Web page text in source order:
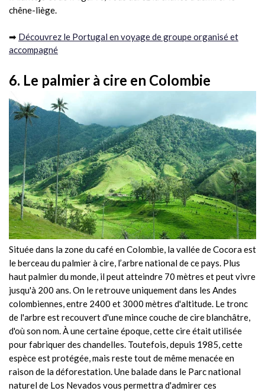
chêne-liège.
➡ Découvrez le Portugal en voyage de groupe organisé et
accompagné
6. Le palmier à cire en Colombie
Située dans la zone du café en Colombie, la vallée de Cocora est
le berceau du palmier à cire, l’arbre national de ce pays. Plus
haut palmier du monde, il peut atteindre 70 mètres et peut vivre
jusqu'à 200 ans. On le retrouve uniquement dans les Andes
colombiennes, entre 2400 et 3000 mètres d'altitude. Le tronc
de l'arbre est recouvert d'une mince couche de cire blanchâtre,
d'où son nom. À une certaine époque, cette cire était utilisée
pour fabriquer des chandelles. Toutefois, depuis 1985, cette
espèce est protégée, mais reste tout de même menacée en
raison de la déforestation. Une balade dans le Parc national
naturel de Los Nevados vous permettra d'admirer ces